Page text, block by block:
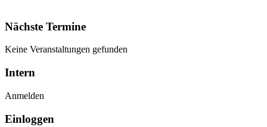
Nächste Termine
Keine Veranstaltungen gefunden
Intern
Anmelden
Einloggen